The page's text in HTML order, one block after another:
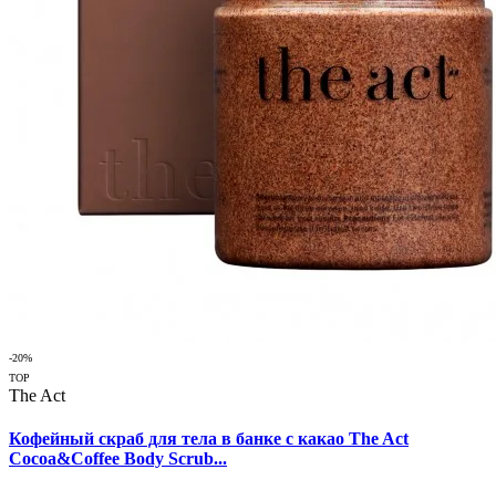
-20%
TOP
The Act
Кофейный скраб для тела в банке с какао The Act
Cocoa&Coffee Body Scrub...